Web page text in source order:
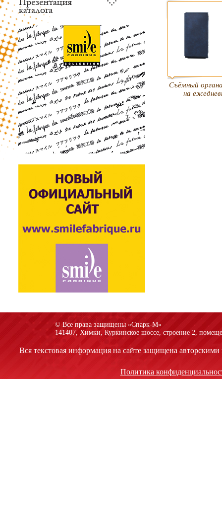
Съёмный
на
© Все права защищены «Спарк-M»
141407, Химки, Куркинское шоссе, строение 2,
Вся текстовая информация на сайте защищена
Политика